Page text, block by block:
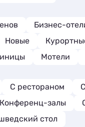
Бизнес-
Новые
Мотели
С рестораном
Конференц-залы
стол